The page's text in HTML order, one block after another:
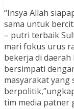
“Insya Allah
sama untuk
– putri terbaik
mari fokus urus
bekerja di
bersimpati
masyarakat yang
tim media